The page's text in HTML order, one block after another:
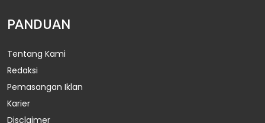
PANDUAN
Tentang Kami
Redaksi
Pemasangan Iklan
Karier
Disclaimer